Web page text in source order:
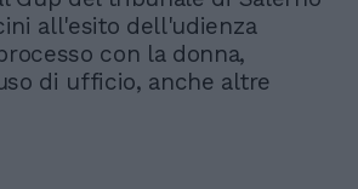
all'esito dell'udienza
con la donna,
di ufficio, anche altre